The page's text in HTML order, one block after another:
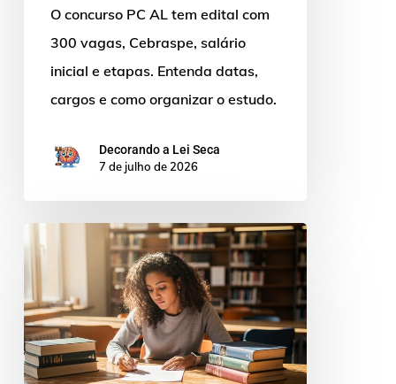
O concurso PC AL tem edital com
300 vagas, Cebraspe, salário
inicial e etapas. Entenda datas,
cargos e como organizar o estudo.
Decorando a Lei Seca
7 de julho de 2026
examinadora
delegado:
o
guia